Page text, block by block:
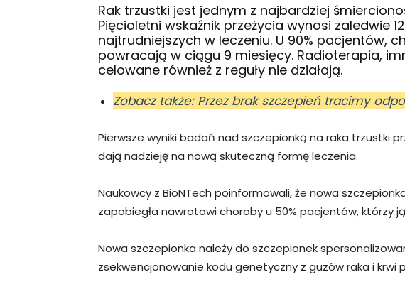
Rak trzustki jest jednym z najbardziej
Pięcioletni wskaźnik przeżycia wynosi zaledwie
najtrudniejszych w leczeniu. U 90% pacjentów,
powracają w ciągu 9 miesięcy. Radioterapia,
celowane również z reguły nie działają.
Zobacz także: Przez brak szczepień tracimy
Pierwsze wyniki badań nad szczepionką na raka trzustki
dają nadzieję na nową skuteczną formę leczenia.
Naukowcy z BioNTech poinformowali, że nowa
zapobiegła nawrotowi choroby u 50% pacjentów, którzy
Nowa szczepionka należy do szczepionek
zsekwencjonowanie kodu genetyczny z guzów raka i krwi